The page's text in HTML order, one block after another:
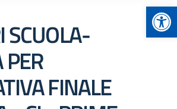
SCUOLA-
FINALE